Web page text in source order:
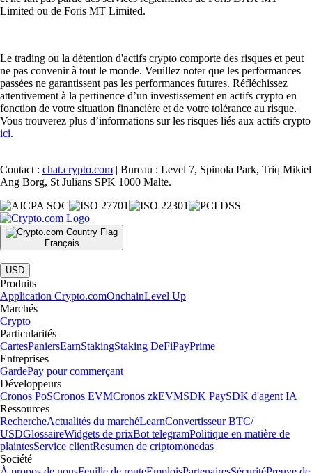
Limited ou de Foris MT Limited.
Le trading ou la détention d'actifs crypto comporte des risques et peut
ne pas convenir à tout le monde. Veuillez noter que les performances
passées ne garantissent pas les performances futures. Réfléchissez
attentivement à la pertinence d’un investissement en actifs crypto en
fonction de votre situation financière et de votre tolérance au risque.
Vous trouverez plus d’informations sur les risques liés aux actifs crypto
ici.
Contact : chat.crypto.com | Bureau : Level 7, Spinola Park, Triq Mikiel
Ang Borg, St Julians SPK 1000 Malte.
Français
|
USD
Produits
Application Crypto.comOnchainLevel Up
Marchés
Crypto
Particularités
CartesPaniersEarnStakingStaking DeFiPayPrime
Entreprises
GardePay pour commerçant
Développeurs
Cronos PoSCronos EVMCronos zkEVMSDK PaySDK d'agent IA
Ressources
RechercheActualités du marchéLearnConvertisseur BTC/
USDGlossaireWidgets de prixBot telegramPolitique en matière de
plaintesService clientResumen de criptomonedas
Société